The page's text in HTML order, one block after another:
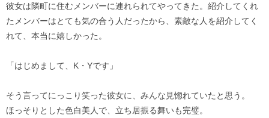
彼女は隣町に住むメンバーに連れられてやってきた。紹介してくれ
たメンバーはとても気の合う人だったから、素敵な人を紹介してく
れて、本当に嬉しかった。
「はじめまして、K・Yです」
そう言ってにっこり笑った彼女に、みんな見惚れていたと思う。
ほっそりとした色白美人で、立ち居振る舞いも完璧。